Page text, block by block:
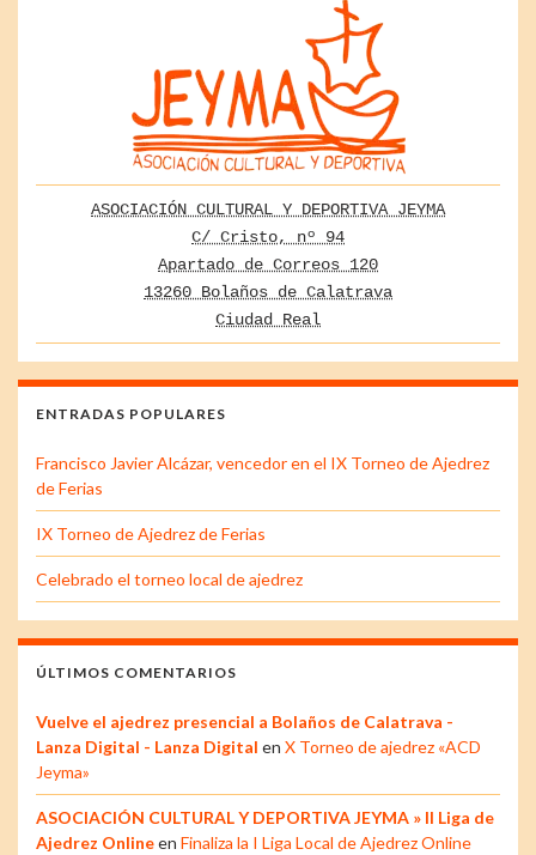
ASOCIACIÓN CULTURAL Y DEPORTIVA JEYMA
C/ Cristo, nº 94
Apartado de Correos 120
13260 Bolaños de Calatrava
Ciudad Real
ENTRADAS POPULARES
Francisco Javier Alcázar, vencedor en el IX Torneo de Ajedrez
de Ferias
IX Torneo de Ajedrez de Ferias
Celebrado el torneo local de ajedrez
ÚLTIMOS COMENTARIOS
Vuelve el ajedrez presencial a Bolaños de Calatrava -
Lanza Digital - Lanza Digital en X Torneo de ajedrez «ACD
Jeyma»
ASOCIACIÓN CULTURAL Y DEPORTIVA JEYMA » II Liga de
Ajedrez Onlineen Finaliza la I Liga Local de Ajedrez Online